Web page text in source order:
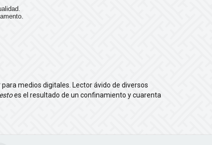
medios digitales. Lector ávido de diversos
es el resultado de un confinamiento y cuarenta